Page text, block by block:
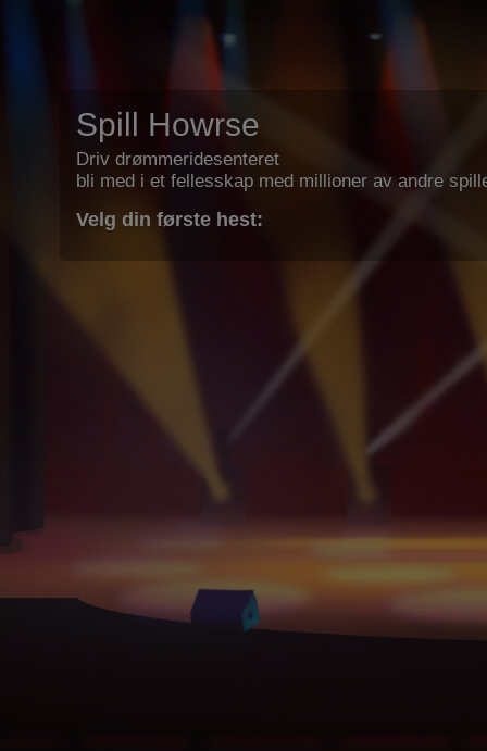
Spill Howrse
Driv drømmeridesenteret
bli med i et fellesskap med millioner av andre
Velg din første hest: